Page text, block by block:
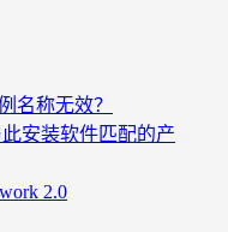
名称无效？
安装软件匹配的产
2.0